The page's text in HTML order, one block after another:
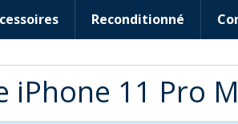
Reconditionné
iPhone 11 Pro